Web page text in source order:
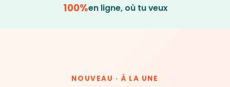
100%en ligne, où tu veux
NOUVEAU · À LA UNE